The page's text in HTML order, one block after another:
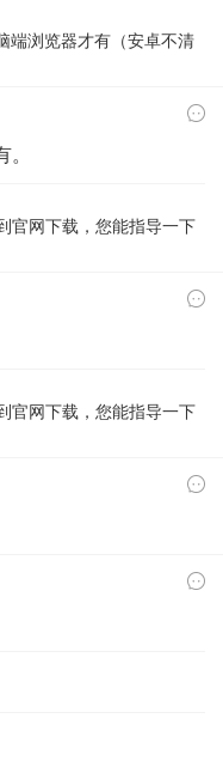
端浏览器才有（安卓不清
官网下载，您能指导一下
官网下载，您能指导一下